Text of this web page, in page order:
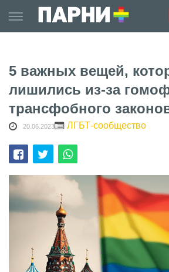
to
content
5 важных вещей,
лишились из-за
трансфобного
20.06.2023 ЛГБТ-сообщество